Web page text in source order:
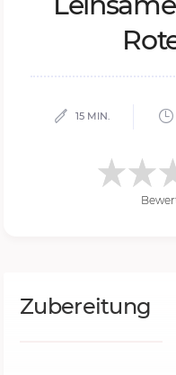
15 MIN.
Zubereitung